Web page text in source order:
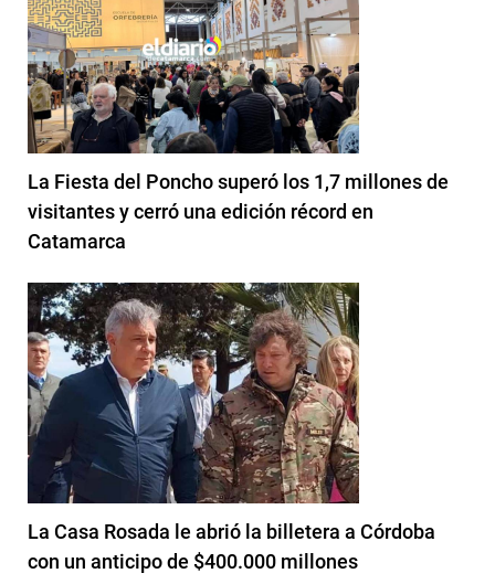
La Fiesta del Poncho superó los 1,7 millones de
visitantes y cerró una edición récord en
Catamarca
La Casa Rosada le abrió la billetera a Córdoba
con un anticipo de $400.000 millones